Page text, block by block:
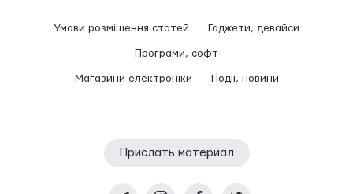
Умови розміщення статей Гаджети, девайси
Програми, софт
Магазини електроніки Події, новини
Прислать материал